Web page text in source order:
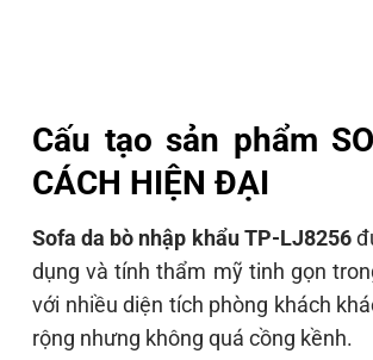
Cấu tạo sản phẩm
CÁCH HIỆN ĐẠI
Sofa da bò nhập khẩu TP-LJ8256
dụng và tính thẩm mỹ tinh gọn
với nhiều diện tích phòng khách
rộng nhưng không quá cồng kềnh.